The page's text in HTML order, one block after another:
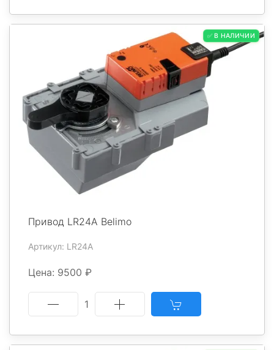
✅ В НАЛИЧИИ
Привод LR24A Belimo
Артикул: LR24A
Цена: 9500 ₽
1